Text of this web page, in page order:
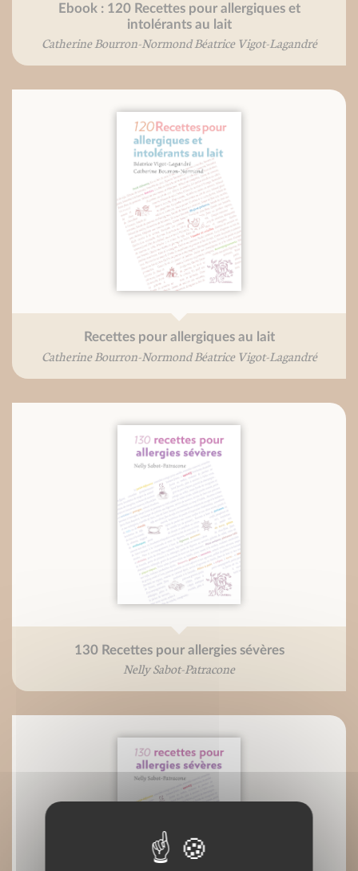
Ebook : 120 Recettes pour allergiques et
intolérants au lait
Catherine Bourron-Normond Béatrice Vigot-Lagandré
Recettes pour allergiques au lait
Catherine Bourron-Normond Béatrice Vigot-Lagandré
130 Recettes pour allergies sévères
Nelly Sabot-Patracone